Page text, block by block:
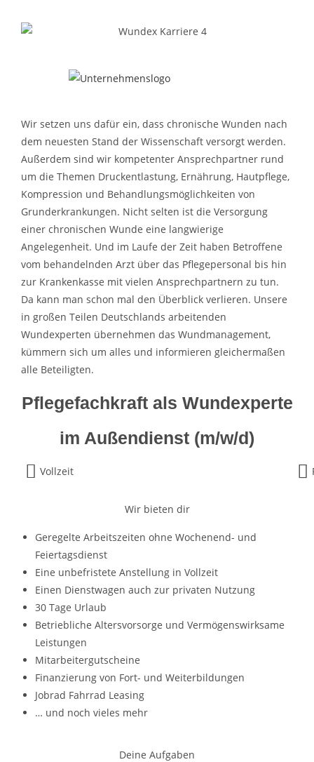
Wir setzen uns dafür ein, dass chronische Wunden nach
dem neuesten Stand der Wissenschaft versorgt werden.
Außerdem sind wir kompetenter Ansprechpartner rund
um die Themen Druckentlastung, Ernährung, Hautpflege,
Kompression und Behandlungsmöglichkeiten von
Grunderkrankungen. Nicht selten ist die Versorgung
einer chronischen Wunde eine langwierige
Angelegenheit. Und im Laufe der Zeit haben Betroffene
vom behandelnden Arzt über das Pflegepersonal bis hin
zur Krankenkasse mit vielen Ansprechpartnern zu tun.
Da kann man schon mal den Überblick verlieren. Unsere
in großen Teilen Deutschlands arbeitenden
Wundexperten übernehmen das Wundmanagement,
kümmern sich um alles und informieren gleichermaßen
alle Beteiligten.
Pflegefachkraft als Wundexperte
im Außendienst (m/w/d)
Vollzeit
Wir bieten dir
Geregelte Arbeitszeiten ohne Wochenend- und
Feiertagsdienst
Eine unbefristete Anstellung in Vollzeit
Einen Dienstwagen auch zur privaten Nutzung
30 Tage Urlaub
Betriebliche Altersvorsorge und Vermögenswirksame
Leistungen
Mitarbeitergutscheine
Finanzierung von Fort­- und Weiterbildungen
Jobrad Fahrrad Leasing
… und noch vieles mehr
Deine Aufgaben